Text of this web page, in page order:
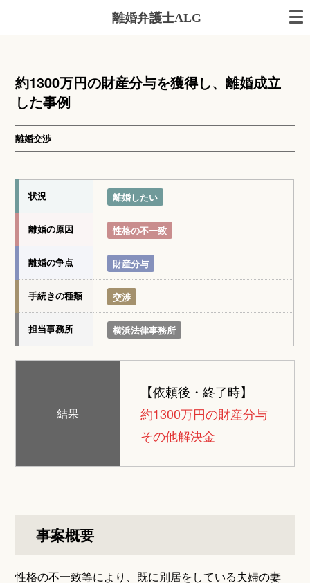
離婚弁護士ALG
約1300万円の財産分与を獲得し、離婚成立
した事例
離婚交渉
状況 離婚したい
離婚の原因 性格の不一致
離婚の争点 財産分与
手続きの種類 交渉
担当事務所 横浜法律事務所
結果
【依頼後・終了時】
約1300万円の財産分与
その他解決金
事案概要
性格の不一致等により、既に別居をしている夫婦の妻